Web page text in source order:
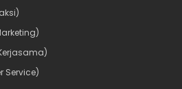
Service)